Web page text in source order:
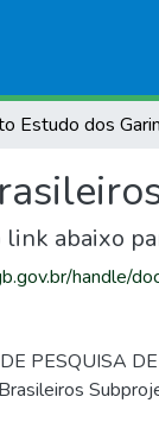
link abaixo
handle/
PESQUISA